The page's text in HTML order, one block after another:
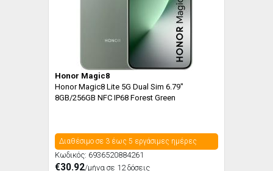
Honor Magic8
Honor Magic8 Lite 5G Dual Sim 6.79"
8GB/256GB NFC IP68 Forest Green
Διαθέσιμο σε 3 έως 5 εργάσιμες ημέρες
Κωδικός: 6936520884261
€30.92/μήνα σε 12 δόσεις